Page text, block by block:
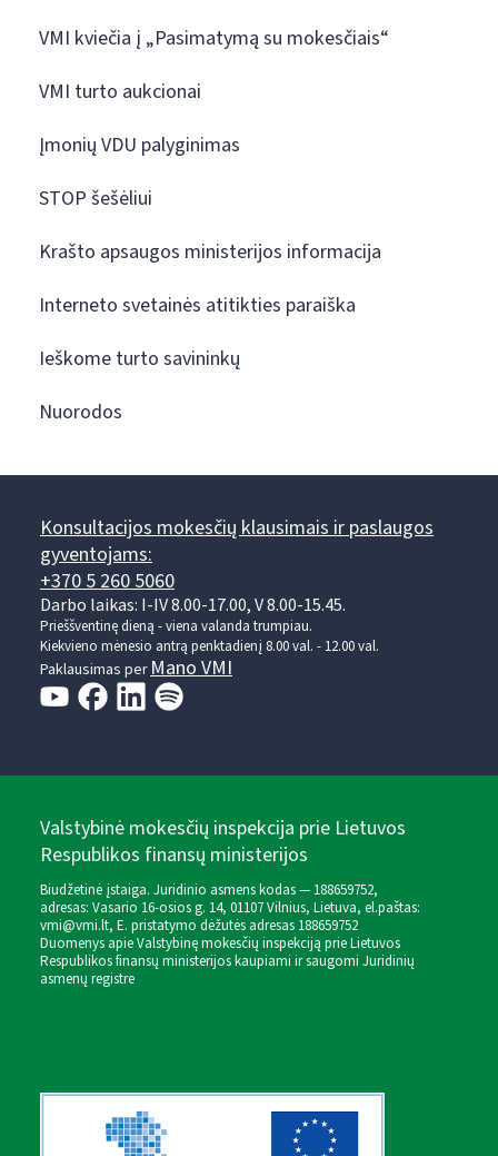
VMI kviečia į „Pasimatymą su mokesčiais“
VMI turto aukcionai
Įmonių VDU palyginimas
STOP šešėliui
Krašto apsaugos ministerijos informacija
Interneto svetainės atitikties paraiška
Ieškome turto savininkų
Nuorodos
Konsultacijos mokesčių klausimais ir paslaugos
gyventojams:
+370 5 260 5060
Darbo laikas: I-IV 8.00-17.00, V 8.00-15.45.
Prieššventinę dieną - viena valanda trumpiau.
Kiekvieno mėnesio antrą penktadienį 8.00 val. - 12.00 val.
Paklausimas perMano VMI
Valstybinė mokesčių inspekcija prie Lietuvos
Respublikos finansų ministerijos
Biudžetinė įstaiga. Juridinio asmens kodas — 188659752,
adresas: Vasario 16-osios g. 14, 01107 Vilnius, Lietuva, el.paštas:
vmi@vmi.lt, E. pristatymo dėžutės adresas 188659752
Duomenys apie Valstybinę mokesčių inspekciją prie Lietuvos
Respublikos finansų ministerijos kaupiami ir saugomi Juridinių
asmenų registre